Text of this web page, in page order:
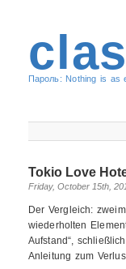
Пароль: Nothing is as
Tokio Love
Friday, October 15th,
Der Vergleich:
wiederholten
Aufstand“,
Anleitung zum